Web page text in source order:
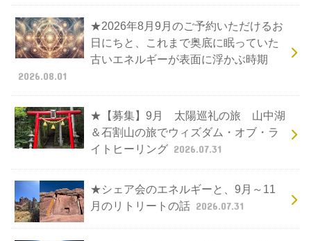
★2026年8月9月のご予約いただけるお
日にちと、これまで奥底に眠っていた
古いエネルギーが表面に浮かぶ時期
2026.08.01
★【募集】9月 太陽巡礼の旅 山中湖
＆石割山の旅でウィズダム・オブ・ラ
イトヒーリング 2026.07.31
★シェア会のエネルギーと、9月～11
月のリトリートの話 2026.07.31